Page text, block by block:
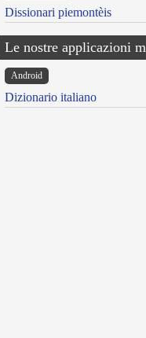
Dissionari piemontèis
Le nostre applicazioni
Android
Dizionario italiano